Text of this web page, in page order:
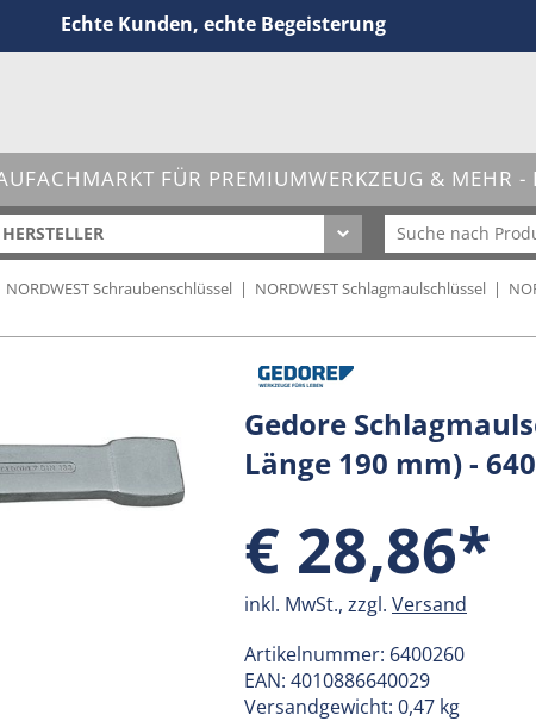
Echte Kunden, echte Begeisterung
FÜR PREMIUMWERKZEUG & MEHR
NORDWEST Schraubenschlüssel | NORDWEST Schlagmaulschlüssel |
Gedore
Länge 190 mm) -
€ 28,86*
inkl. MwSt., zzgl. Versand
Artikelnummer: 6400260
EAN: 4010886640029
Versandgewicht: 0,47 kg